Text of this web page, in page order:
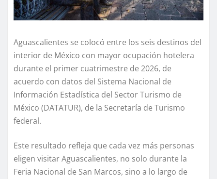
Aguascalientes se colocó entre los seis destinos del
interior de México con mayor ocupación hotelera
durante el primer cuatrimestre de 2026, de
acuerdo con datos del Sistema Nacional de
Información Estadística del Sector Turismo de
México (DATATUR), de la Secretaría de Turismo
federal.
Este resultado refleja que cada vez más personas
eligen visitar Aguascalientes, no solo durante la
Feria Nacional de San Marcos, sino a lo largo de